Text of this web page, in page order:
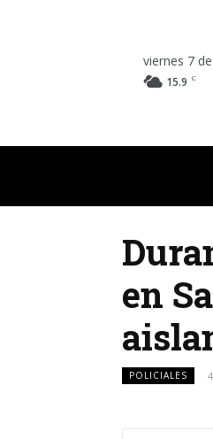
viernes 7
15.9 C
en
POLICIALES